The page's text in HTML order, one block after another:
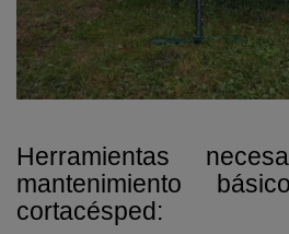
Herramientas
mantenimiento
cortacésped: